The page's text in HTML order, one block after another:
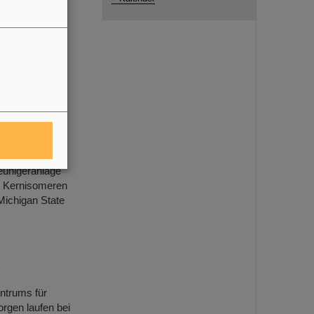
neuer
Kernisomeren
State
für
laufen bei